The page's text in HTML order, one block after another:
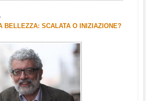
BELLEZZA: SCALATA O INIZIAZIONE?